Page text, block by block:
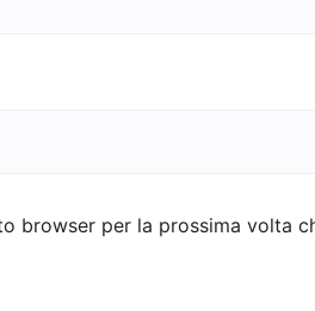
browser per la prossima volta